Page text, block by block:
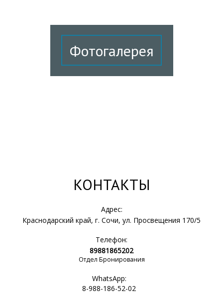
Фотогалерея
КОНТАКТЫ
Адрес:
Краснодарский край, г. Сочи, ул. Просвещения 170/5
Телефон:
89881865202
Отдел Бронирования
WhatsApp:
8-988-186-52-02